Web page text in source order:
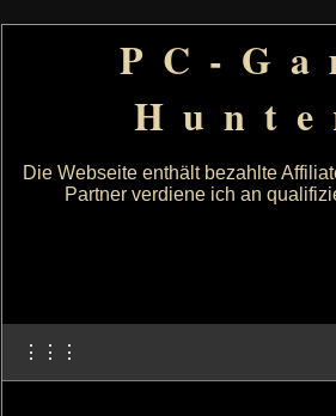
PC-
Die Webseite enthält bezahlte
Partner verdiene ich an
⋮⋮⋮